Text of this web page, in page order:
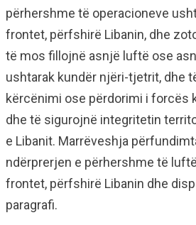
përhershme të operacioneve
frontet, përfshirë Libanin, dhe
të mos fillojnë asnjë luftë ose
ushtarak kundër njëri-tjetrit, dhe
kërcënimi ose përdorimi i forcës
dhe të sigurojnë integritetin
e Libanit. Marrëveshja
ndërprerjen e përhershme të
frontet, përfshirë Libanin dhe
paragrafi.